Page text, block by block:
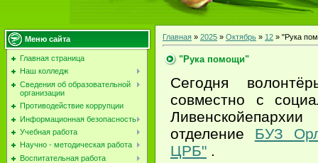
Меню сайта
Главная страница
Наш колледж
Сведения об образовательной
организации
Противодействие коррупции
Информационная безопасность
Учебная работа
Научно - методическая работа
Воспитательная работа
Главная » 2025 » Октябрь » 12 » "Рука
"Рука помощи"
Сегодня
совместно с
отделение БУЗ
ЦРБ" .